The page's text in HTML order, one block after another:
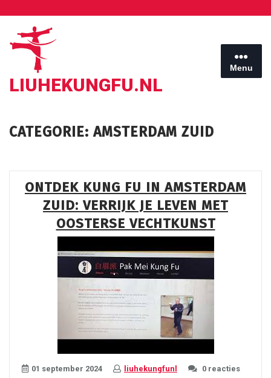
inhoud
LIUHEKUNGFU.NL
Menu
CATEGORIE:AMSTERDAM ZUID
ONTDEK KUNG FU IN AMSTERDAM
ZUID: VERRIJK JE LEVEN MET
OOSTERSE VECHTKUNST
01 september 2024 liuhekungfunl 0 reacties